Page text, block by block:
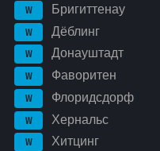
W Бригиттенау
W Дёблинг
W Донауштадт
W Фаворитен
W Флоридсдорф
W Хернальс
W Хитцинг